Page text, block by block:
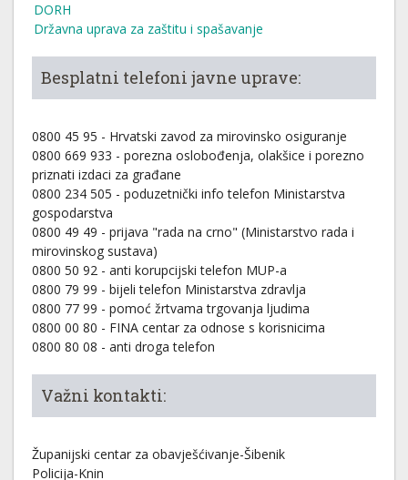
DORH
Državna uprava za zaštitu i spašavanje
Besplatni telefoni javne uprave:
0800 45 95 - Hrvatski zavod za mirovinsko osiguranje
0800 669 933 - porezna oslobođenja, olakšice i porezno
priznati izdaci za građane
0800 234 505 - poduzetnički info telefon Ministarstva
gospodarstva
0800 49 49 - prijava "rada na crno" (Ministarstvo rada i
mirovinskog sustava)
0800 50 92 - anti korupcijski telefon MUP-a
0800 79 99 - bijeli telefon Ministarstva zdravlja
0800 77 99 - pomoć žrtvama trgovanja ljudima
0800 00 80 - FINA centar za odnose s korisnicima
0800 80 08 - anti droga telefon
Važni kontakti:
Županijski centar za obavješćivanje-Šibenik
Policija-Knin